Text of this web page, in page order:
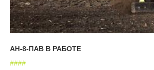
АН-8-ПАВ В РАБОТЕ
####